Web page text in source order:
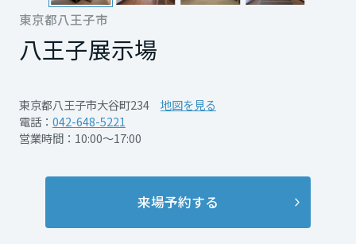
住まいづくりガイド
買う
分譲住宅（建売・土地）検索
中古住宅検索
分譲マンション検索
法人のお客さま
企業不動産活用（CRE）戦略
社宅建築
これから土地活用・賃貸経営をご検討の方
リフォーム事例
事業用
事業用リノベーション
ホテル・旅館リフォーム
分譲マンション開発事業
収益不動産・投資開発事業
建築再生事業
事業用売買
事業用地・事業用建物
住まいるりんぐ（ロングサポート）
保証制度
ミサワリフォーム
企業・IR
ニュース
MISAWAについて
ミサワホームグループ
住まいのご相談
東京都八王子市
八王子展示場
東京都八王子市大谷町234
地図を見る
電話： 042-648-5221
営業時間：10:00～17:00
来場予約する
宮城県